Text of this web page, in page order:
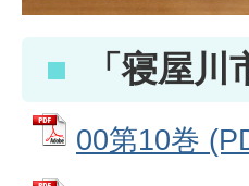
「寝屋
00第10巻